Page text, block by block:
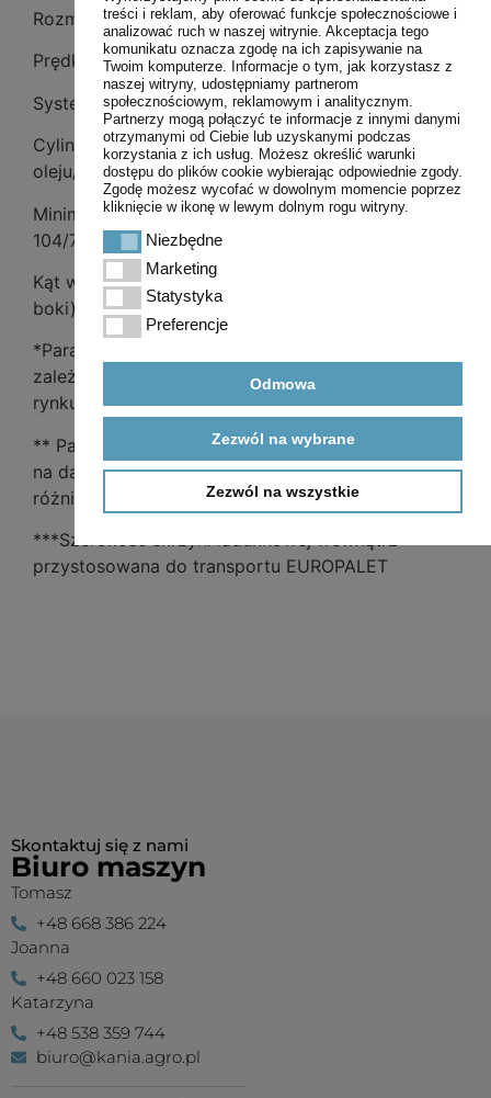
treści i reklam, aby oferować funkcje społecznościowe i
analizować ruch w naszej witrynie. Akceptacja tego
komunikatu oznacza zgodę na ich zapisywanie na
Twoim komputerze. Informacje o tym, jak korzystasz z
naszej witryny, udostępniamy partnerom
społecznościowym, reklamowym i analitycznym.
Partnerzy mogą połączyć te informacje z innymi danymi
otrzymanymi od Ciebie lub uzyskanymi podczas
korzystania z ich usług. Możesz określić warunki
dostępu do plików cookie wybierając odpowiednie zgody.
Zgodę możesz wycofać w dowolnym momencie poprzez
kliknięcie w ikonę w lewym dolnym rogu witryny.
NiezbędneNiezbędne
MarketingMarketing
StatystykaStatystyka
PreferencjePreferencje
Odmowa
Zezwól na wybrane
Zezwól na wszystkie
Rozmiar ogumienia550/60-22,5
Prędkość konstrukcyjna 40 [km/h]
System wywrotu trójstronny
Cylinder teleskopowy (skok/zapotrzebowanie
oleju/ciśnienie) 1980mm/18L/200bar
Minimalne zapotrzebowanie mocy ciągnika
104/76,4 [KM/kW]
Kąt wywrotu skrzyni ładunkowej (do tyłu / na
boki) 50/46 [˚]
*Parametr – dopuszczalna masa całkowita – w
zależności od ograniczeń prawnych na danym
rynku sprzedaży, może się różnić od podanego
** Parametr uzależniony od ograniczeń prawnych
na danym rynku oraz od kompletacji, może się
różnić od podanego
***Szerokość skrzyni ładunkowej wewnątrz
przystosowana do transportu EUROPALET
Skontaktuj się z nami
Biuro maszyn
Tomasz
+48 668 386 224
Joanna
+48 660 023 158
Katarzyna
+48 538 359 744
biuro@kania.agro.pl